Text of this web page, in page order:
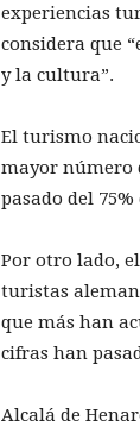
experiencias
considera que
y la cultura”.
El turismo
mayor número
pasado del
Por otro lado,
turistas
que más han
cifras han
Alcalá de